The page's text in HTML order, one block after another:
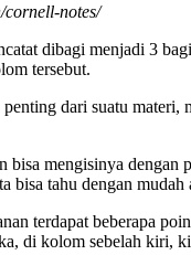
cornell-notes/
dibagi menjadi 3
tersebut.
dari suatu materi,
bisa mengisinya
bisa tahu dengan
terdapat beberapa
di kolom sebelah kiri,